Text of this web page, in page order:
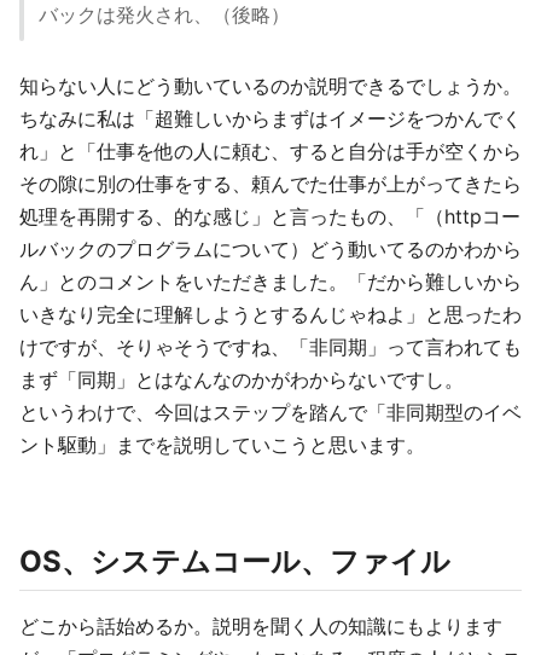
バックは発火され、（後略）
知らない人にどう動いているのか説明できるでしょうか。
ちなみに私は「超難しいからまずはイメージをつかんでく
れ」と「仕事を他の人に頼む、すると自分は手が空くから
その隙に別の仕事をする、頼んでた仕事が上がってきたら
処理を再開する、的な感じ」と言ったもの、「（httpコー
ルバックのプログラムについて）どう動いてるのかわから
ん」とのコメントをいただきました。「だから難しいから
いきなり完全に理解しようとするんじゃねよ」と思ったわ
けですが、そりゃそうですね、「非同期」って言われても
まず「同期」とはなんなのかがわからないですし。
というわけで、今回はステップを踏んで「非同期型のイベ
ント駆動」までを説明していこうと思います。
OS、システムコール、ファイル
どこから話始めるか。説明を聞く人の知識にもよります